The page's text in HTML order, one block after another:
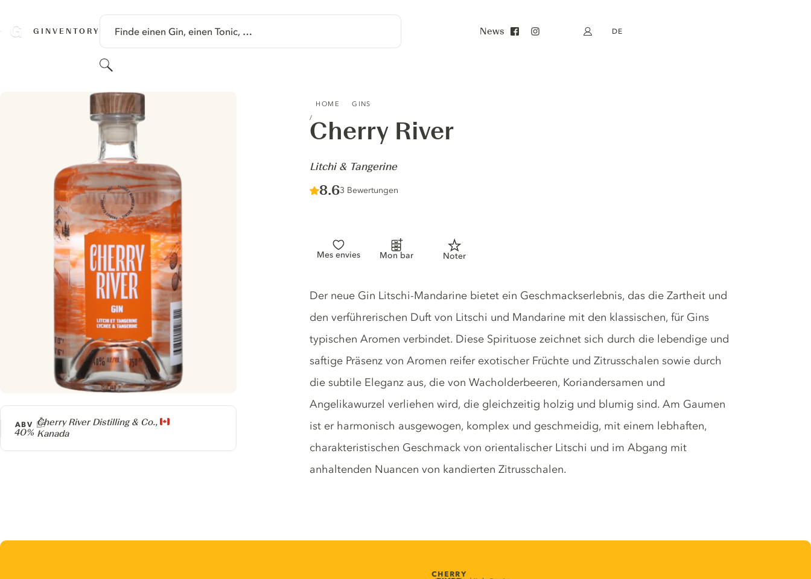
GINVENTORY Finde einen Gin, einen Tonic, …
Suchen
News Mein Konto
DE
HOME GINS
Cherry River
-
Litchi & Tangerine
Score :
8.6/ 10
3 Bewertungen
Mes envies Mon bar Noter
Producer
Cherry River Distilling & Co.,
Kanada
ABV
40%
Gin description
Der neue Gin Litschi-Mandarine bietet ein Geschmackserlebnis, das die Zartheit und
den verführerischen Duft von Litschi und Mandarine mit den klassischen, für Gins
typischen Aromen verbindet. Diese Spirituose zeichnet sich durch die lebendige und
saftige Präsenz von Aromen reifer exotischer Früchte und Zitrusschalen sowie durch
die subtile Eleganz aus, die von Wacholderbeeren, Koriandersamen und
Angelikawurzel verliehen wird, die gleichzeitig holzig und blumig sind. Am Gaumen
ist er harmonisch ausgewogen, komplex und geschmeidig, mit einem lebhaften,
charakteristischen Geschmack von orientalischer Litschi und im Abgang mit
anhaltenden Nuancen von kandierten Zitrusschalen.